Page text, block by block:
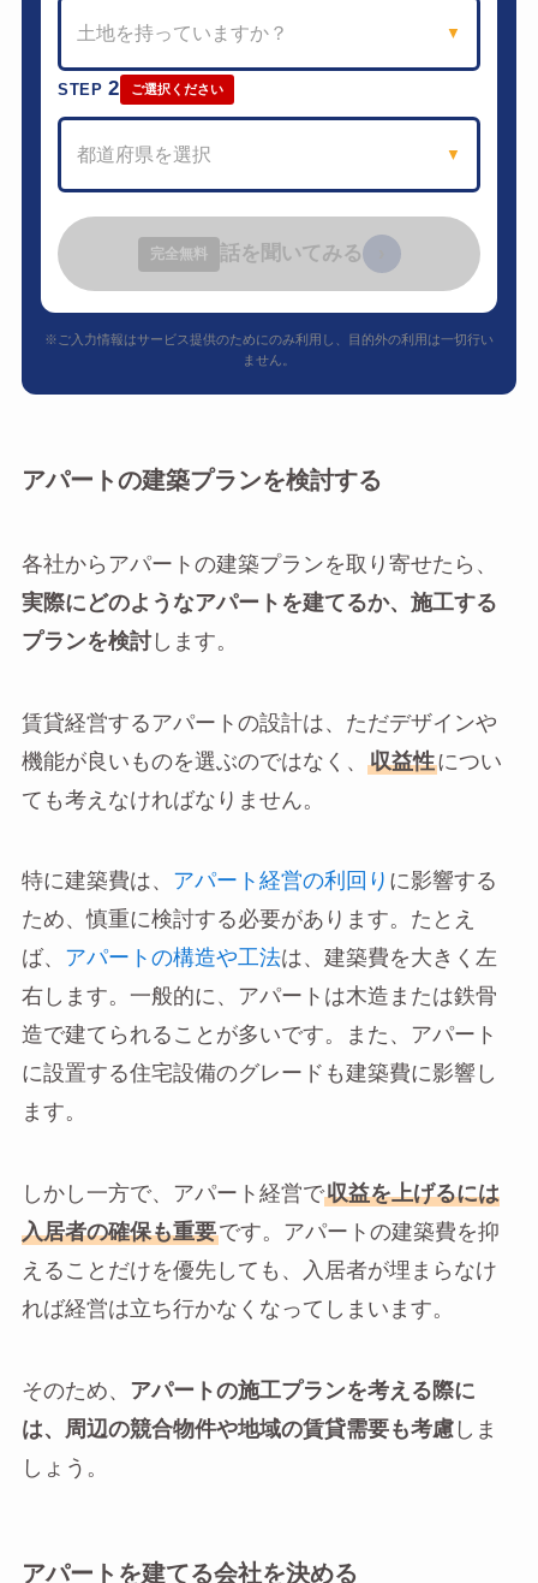
土地を持っていますか？ ▼
STEP2 ご選択ください
都道府県を選択 ▼
完全無料 話を聞いてみる
※ご入力情報はサービス提供のためにのみ利用し、目的外の利用は一切行い
ません。
アパートの建築プランを検討する
各社からアパートの建築プランを取り寄せたら、
実際にどのようなアパートを建てるか、施工する
プランを検討します。
賃貸経営するアパートの設計は、ただデザインや
機能が良いものを選ぶのではなく、
収益性につい
ても考えなければなりません。
特に建築費は、 アパート経営の利回り に影響する
ため、慎重に検討する必要があります。たとえ
ば、 アパートの構造や工法は、建築費を大きく左
右します。一般的に、アパートは木造または鉄骨
造で建てられることが多いです。また、アパート
に設置する住宅設備のグレードも建築費に影響し
ます。
しかし一方で、アパート経営で収益を上げるには
入居者の確保も重要です。アパートの建築費を抑
えることだけを優先しても、入居者が埋まらなけ
れば経営は立ち行かなくなってしまいます。
そのため、 アパートの施工プランを考える際に
は、周辺の競合物件や地域の賃貸需要も考慮しま
しょう。
アパートを建てる会社を決める